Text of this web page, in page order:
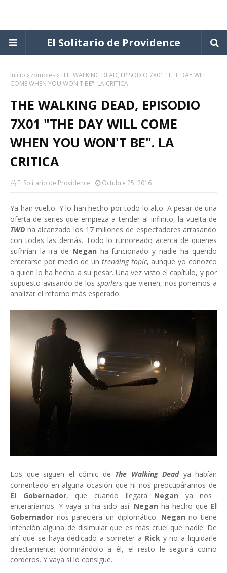
El Solitario de Providence
Inicio zombies THE WALKING DEAD, EPISODIO 7X01 "THE DAY WILL
COME WHEN YOU WON'T BE". LA CRITICA
THE WALKING DEAD, EPISODIO
7X01 "THE DAY WILL COME
WHEN YOU WON'T BE". LA
CRITICA
El Solitario de Providence Octubre 25, 2016
Ya han vuelto. Y lo han hecho por todo lo alto. A pesar de una
oferta de series que empieza a tender al infinito, la vuelta de
TWD ha alcanzado los 17 millones de espectadores arrasando
con todas las demás. Todo lo rumoreado acerca de quienes
sufrirían la ira de Negan ha funcionado y nadie ha querido
enterarse por medio de un trending topic, aunque yo conozco
a quien lo ha hecho a su pesar. Una vez visto el capítulo, y por
supuesto avisando de los spoilers que vienen, nos ponemos a
analizar el retorno más esperado.
Los que siguen el cómic de The Walking Dead ya habían
comentado en alguna ocasión que ni nos preocupáramos de
El Gobernador, que cuando llegara Negan ya nos
enteraríamos. Y vaya si ha sido así. Negan ha hecho que El
Gobernador nos pareciera un diplomático. Negan no tiene
intención alguna de disimular que es más cruel que nadie. De
ahí que se haya dedicado a someter a Rick y no a liquidarle
directamente: dominándolo a él, el resto le seguirá como
corderos. Y vaya si lo consigue.